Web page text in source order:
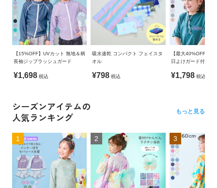
【15%OFF】UVカット 無地＆柄
長袖ジップラッシュガード
¥1,698 税込
吸水速乾 コンパクト フェイスタ
オル
¥798 税込
【最大40%OFF】
日よけガード付き
陸両用)
¥1,798 税込
シーズンアイテムの
人気ランキング
もっと見る
1 2 3